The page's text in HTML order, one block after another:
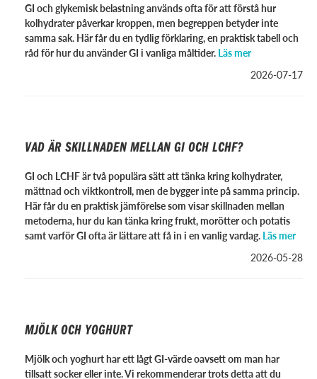
GI och glykemisk belastning används ofta för att förstå hur
kolhydrater påverkar kroppen, men begreppen betyder inte
samma sak. Här får du en tydlig förklaring, en praktisk tabell och
råd för hur du använder GI i vanliga måltider. Läs mer
2026-07-17
VAD ÄR SKILLNADEN MELLAN GI OCH LCHF?
GI och LCHF är två populära sätt att tänka kring kolhydrater,
mättnad och viktkontroll, men de bygger inte på samma princip.
Här får du en praktisk jämförelse som visar skillnaden mellan
metoderna, hur du kan tänka kring frukt, morötter och potatis
samt varför GI ofta är lättare att få in i en vanlig vardag. Läs mer
2026-05-28
MJÖLK OCH YOGHURT
Mjölk och yoghurt har ett lågt GI-värde oavsett om man har
tillsatt socker eller inte. Vi rekommenderar trots detta att du